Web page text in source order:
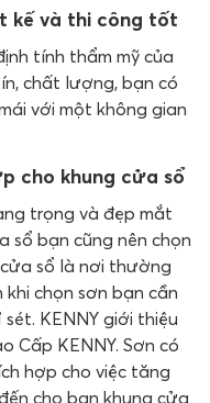
kế và thi công tốt
tính thẩm mỹ của
chất lượng, bạn có
với một không gian
cho khung cửa sổ
trọng và đẹp mắt
sổ bạn cũng nên chọn
sổ là nơi thường
chọn sơn bạn cần
KENNY giới thiệu
Cấp KENNY. Sơn có
hợp cho việc tăng
cho bạn khung cửa